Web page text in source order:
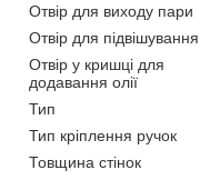
Отвір для виходу пари
Отвір для підвішування
Отвір у кришці для
додавання олії
Тип
Тип кріплення ручок
Товщина стінок